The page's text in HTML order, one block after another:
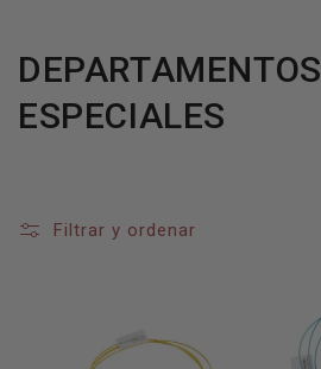
C
o
DEPARTAMENTOS
ESPECIALES
Filtrar y ordenar